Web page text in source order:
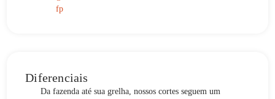
Diferenciais
Da fazenda até sua grelha, nossos cortes seguem um